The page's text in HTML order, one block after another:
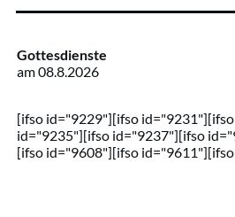
Gottesdienste
am08.8.2026
[ifso id="9229"][ifso
id="9235"][ifso id="9237"][ifso
[ifso id="9608"][ifso